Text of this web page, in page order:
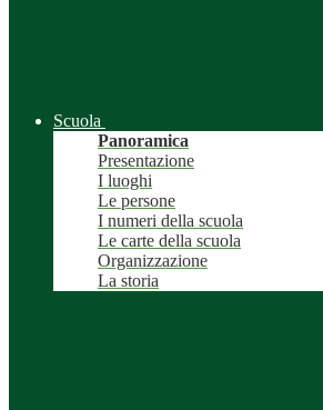
Scuola
Panoramica
Presentazione
I luoghi
Le persone
I numeri della scuola
Le carte della scuola
Organizzazione
La storia